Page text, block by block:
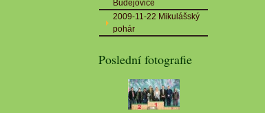
Budějovice
2009-11-22 Mikulášský
pohár
Poslední fotografie